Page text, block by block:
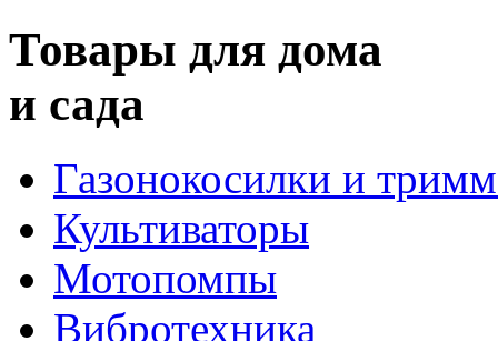
Товары для дома
и сада
Газонокосилки и
Культиваторы
Мотопомпы
Вибротехника